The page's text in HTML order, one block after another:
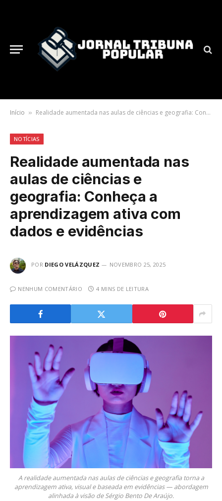
Início » Realidade aumentada nas aulas de ciências e geografia: Conheça a aprendizagem ativa com dados e evidências
NOTÍCIAS
Realidade aumentada nas
aulas de ciências e
geografia: Conheça a
aprendizagem ativa com
dados e evidências
POR DIEGO VELÁZQUEZ NOVEMBRO 25, 2025
NENHUM COMENTÁRIO 4 MINS DE LEITURA
A realidade aumentada nas aulas de ciências e geografia torna a
aprendizagem ativa, visual e baseada em evidências — abordagem
alinhada à visão de Sérgio Bento De Araújo.